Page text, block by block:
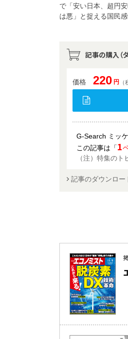
で「安い日本、超円
は悪」と捉える国民
記事の購入（
価格 220 円 （
G-Search ミッ
この記事は「1
（注）特集の
記事のダウンロー